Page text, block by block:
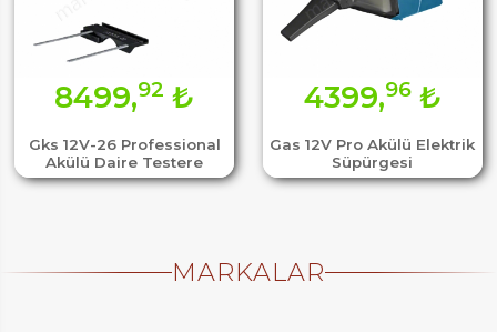
Gks 12V-26 Professional
Akülü Daire Testere
8499,92 ₺
Gas 12V Pro Akülü Elektrik
Süpürgesi
4399,96₺
MARKALAR